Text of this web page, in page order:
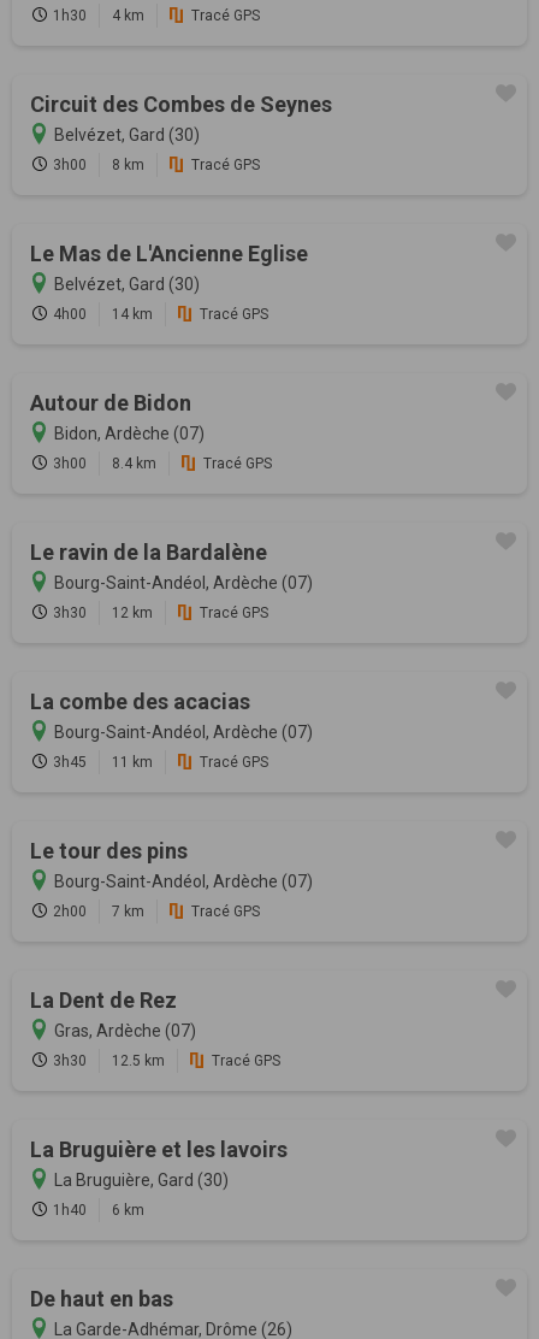
1h30 4 km Tracé GPS
Circuit des Combes de Seynes
Belvézet, Gard (30)
3h00 8 km Tracé GPS
Le Mas de L'Ancienne Eglise
Belvézet, Gard (30)
4h00 14 km Tracé GPS
Autour de Bidon
Bidon, Ardèche (07)
3h00 8.4 km Tracé GPS
Le ravin de la Bardalène
Bourg-Saint-Andéol, Ardèche (07)
3h30 12 km Tracé GPS
La combe des acacias
Bourg-Saint-Andéol, Ardèche (07)
3h45 11 km Tracé GPS
Le tour des pins
Bourg-Saint-Andéol, Ardèche (07)
2h00 7 km Tracé GPS
La Dent de Rez
Gras, Ardèche (07)
3h30 12.5 km Tracé GPS
La Bruguière et les lavoirs
La Bruguière, Gard (30)
1h40 6 km
De haut en bas
La Garde-Adhémar, Drôme (26)